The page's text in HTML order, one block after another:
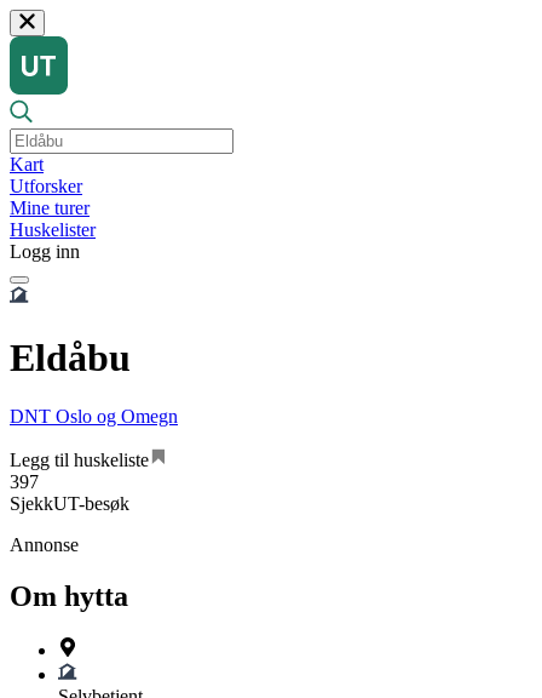
Kart
Utforsker
Mine turer
Huskelister
Logg inn
Eldåbu
DNT Oslo og Omegn
Legg til huskeliste
397
SjekkUT-besøk
Annonse
Om hytta